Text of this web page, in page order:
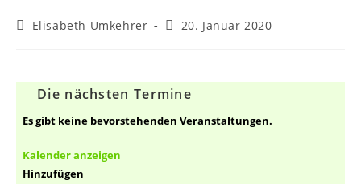
Beitrags-
Elisabeth Umkehrer
Beitrag
20. Januar 2020
Die nächsten Termine
Es gibt keine bevorstehenden Veranstaltungen.
Kalender anzeigen
Hinzufügen